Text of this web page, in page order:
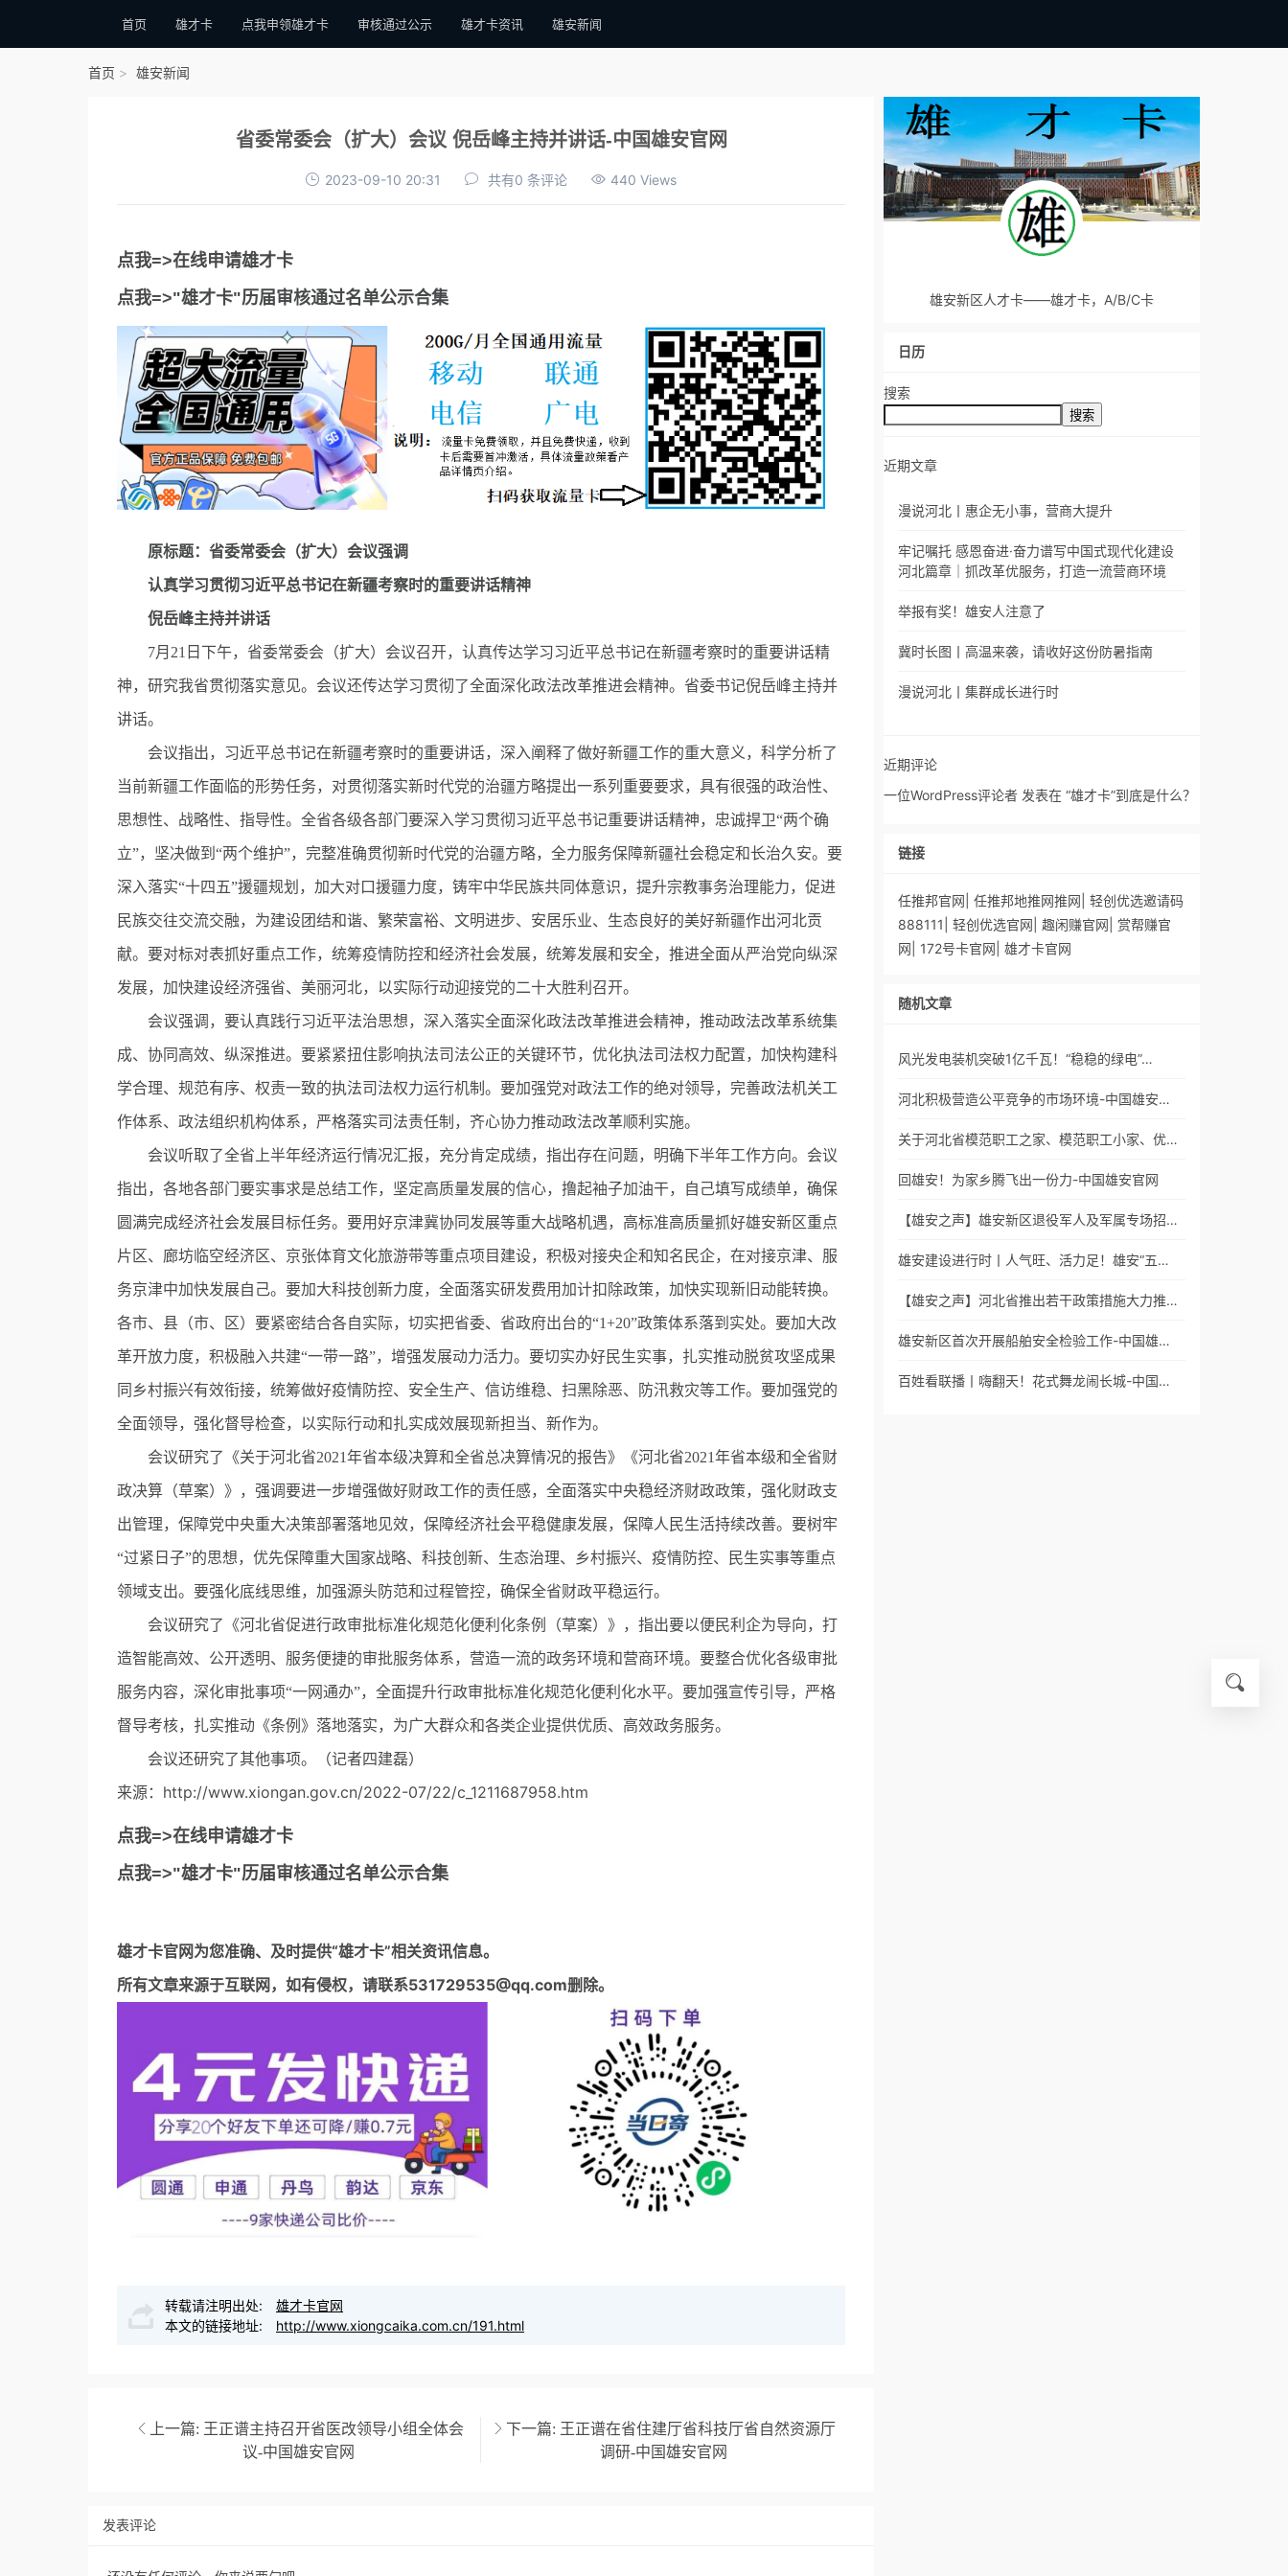
首页 雄才卡 点我申领雄才卡 审核通过公示 雄才卡资讯 雄安新闻
首页 雄安新闻
省委常委会（扩大）会议 倪岳峰主持并讲话-中国雄安官网
2023-09-10 20:31 共有0 条评论 440 Views
点我=>在线申请雄才卡
点我=>"雄才卡"历届审核通过名单公示合集
原标题：省委常委会（扩大）会议强调
认真学习贯彻习近平总书记在新疆考察时的重要讲话精神
倪岳峰主持并讲话
7月21日下午，省委常委会（扩大）会议召开，认真传达学习习近平总书记在新疆考察时的重要讲话精
神，研究我省贯彻落实意见。会议还传达学习贯彻了全面深化政法改革推进会精神。省委书记倪岳峰主持并
讲话。
会议指出，习近平总书记在新疆考察时的重要讲话，深入阐释了做好新疆工作的重大意义，科学分析了
当前新疆工作面临的形势任务，对贯彻落实新时代党的治疆方略提出一系列重要要求，具有很强的政治性、
思想性、战略性、指导性。全省各级各部门要深入学习贯彻习近平总书记重要讲话精神，忠诚捍卫“两个确
立”，坚决做到“两个维护”，完整准确贯彻新时代党的治疆方略，全力服务保障新疆社会稳定和长治久安。要
深入落实“十四五”援疆规划，加大对口援疆力度，铸牢中华民族共同体意识，提升宗教事务治理能力，促进
民族交往交流交融，为建设团结和谐、繁荣富裕、文明进步、安居乐业、生态良好的美好新疆作出河北贡
献。要对标对表抓好重点工作，统筹疫情防控和经济社会发展，统筹发展和安全，推进全面从严治党向纵深
发展，加快建设经济强省、美丽河北，以实际行动迎接党的二十大胜利召开。
会议强调，要认真践行习近平法治思想，深入落实全面深化政法改革推进会精神，推动政法改革系统集
成、协同高效、纵深推进。要紧紧扭住影响执法司法公正的关键环节，优化执法司法权力配置，加快构建科
学合理、规范有序、权责一致的执法司法权力运行机制。要加强党对政法工作的绝对领导，完善政法机关工
作体系、政法组织机构体系，严格落实司法责任制，齐心协力推动政法改革顺利实施。
会议听取了全省上半年经济运行情况汇报，充分肯定成绩，指出存在问题，明确下半年工作方向。会议
指出，各地各部门要实事求是总结工作，坚定高质量发展的信心，撸起袖子加油干，自己填写成绩单，确保
圆满完成经济社会发展目标任务。要用好京津冀协同发展等重大战略机遇，高标准高质量抓好雄安新区重点
片区、廊坊临空经济区、京张体育文化旅游带等重点项目建设，积极对接央企和知名民企，在对接京津、服
务京津中加快发展自己。要加大科技创新力度，全面落实研发费用加计扣除政策，加快实现新旧动能转换。
各市、县（市、区）要紧密结合各自实际，切实把省委、省政府出台的“1+20”政策体系落到实处。要加大改
革开放力度，积极融入共建“一带一路”，增强发展动力活力。要切实办好民生实事，扎实推动脱贫攻坚成果
同乡村振兴有效衔接，统筹做好疫情防控、安全生产、信访维稳、扫黑除恶、防汛救灾等工作。要加强党的
全面领导，强化督导检查，以实际行动和扎实成效展现新担当、新作为。
会议研究了《关于河北省2021年省本级决算和全省总决算情况的报告》《河北省2021年省本级和全省财
政决算（草案）》，强调要进一步增强做好财政工作的责任感，全面落实中央稳经济财政政策，强化财政支
出管理，保障党中央重大决策部署落地见效，保障经济社会平稳健康发展，保障人民生活持续改善。要树牢
“过紧日子”的思想，优先保障重大国家战略、科技创新、生态治理、乡村振兴、疫情防控、民生实事等重点
领域支出。要强化底线思维，加强源头防范和过程管控，确保全省财政平稳运行。
会议研究了《河北省促进行政审批标准化规范化便利化条例（草案）》，指出要以便民利企为导向，打
造智能高效、公开透明、服务便捷的审批服务体系，营造一流的政务环境和营商环境。要整合优化各级审批
服务内容，深化审批事项“一网通办”，全面提升行政审批标准化规范化便利化水平。要加强宣传引导，严格
督导考核，扎实推动《条例》落地落实，为广大群众和各类企业提供优质、高效政务服务。
会议还研究了其他事项。（记者四建磊）
来源：http://www.xiongan.gov.cn/2022-07/22/c_1211687958.htm
点我=>在线申请雄才卡
点我=>"雄才卡"历届审核通过名单公示合集
雄才卡官网为您准确、及时提供“雄才卡”相关资讯信息。
所有文章来源于互联网，如有侵权，请联系531729535@qq.com删除。
转载请注明出处:
雄才卡官网
本文的链接地址:
http://www.xiongcaika.com.cn/191.html
上一篇: 王正谱主持召开省医改领导小组全体会
议-中国雄安官网
下一篇: 王正谱在省住建厅省科技厅省自然资源厅
调研-中国雄安官网
发表评论
雄安新区人才卡——雄才卡，A/B/C卡
日历
搜索
搜索
近期文章
漫说河北丨惠企无小事，营商大提升
牢记嘱托 感恩奋进·奋力谱写中国式现代化建设
河北篇章｜抓改革优服务，打造一流营商环境
举报有奖！雄安人注意了
冀时长图丨高温来袭，请收好这份防暑指南
漫说河北丨集群成长进行时
近期评论
一位WordPress评论者 发表在 “雄才卡”到底是什么？
链接
任推邦官网 任推邦地推网推网 轻创优选邀请码
888111
轻创优选官网 趣闲赚官网
赏帮赚官
网
172号卡官网 雄才卡官网
随机文章
风光发电装机突破1亿千瓦！“稳稳的绿电”…
河北积极营造公平竞争的市场环境-中国雄安…
关于河北省模范职工之家、模范职工小家、优…
回雄安！为家乡腾飞出一份力-中国雄安官网
【雄安之声】雄安新区退役军人及军属专场招…
雄安建设进行时丨人气旺、活力足！雄安“五…
【雄安之声】河北省推出若干政策措施大力推…
雄安新区首次开展船舶安全检验工作-中国雄…
百姓看联播丨嗨翻天！花式舞龙闹长城-中国…